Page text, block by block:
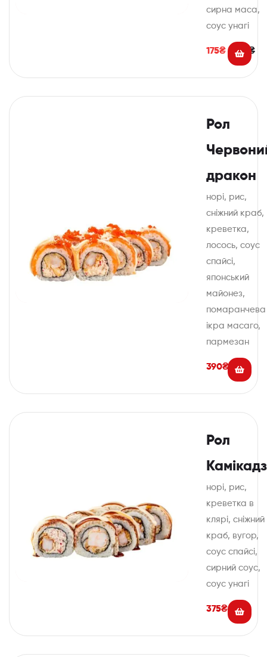
сирна маса,
соус унагі
350 ₴
175₴
Рол
дракон
норі, рис,
сніжний краб,
креветка,
лосось, соус
спайсі,
японський
майонез,
помаранчева
ікра масаго,
пармезан
390₴
Рол
норі, рис,
креветка в
клярі, сніжний
краб, вугор,
соус спайсі,
сирний соус,
соус унагі
375₴